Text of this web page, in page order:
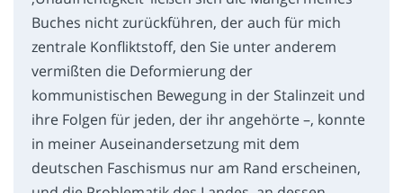
Buches nicht zurückführen, der auch für mich
zentrale Konfliktstoff, den Sie unter anderem
vermißten die Deformierung der
kommunistischen Bewegung in der Stalinzeit und
ihre Folgen für jeden, der ihr angehörte –, konnte
in meiner Auseinandersetzung mit dem
deutschen Faschismus nur am Rand erscheinen,